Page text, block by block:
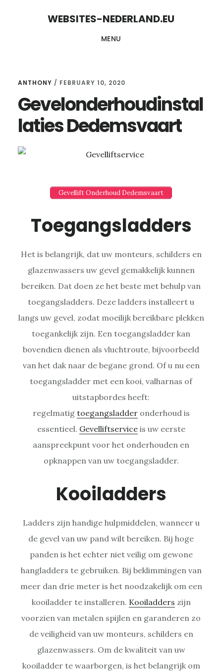
WEBSITES-NEDERLAND.EU
MENU
ANTHONY / FEBRUARY 10, 2020
Gevelonderhoudinstal
laties Dedemsvaart
Gevellift Onderhoud Dedemsvaart
Toegangsladders
Het is belangrijk, dat uw monteurs, schilders en
glazenwassers uw gevel gemakkelijk kunnen
bereiken. Dat doen ze het beste met behulp van
toegangsladders. Deze ladders installeert u
langs uw gevel, zodat moeilijk bereikbare plekken
toegankelijk zijn. Een toegangsladder kan
bovendien dienen als vluchtroute, bijvoorbeeld
van het dak naar de begane grond. Of u nu een
toegangsladder met een kooi, valharnas of
uitstapbordes heeft:
regelmatig toegangsladderonderhoud is
essentieel. Gevelliftserviceis uw eerste
aanspreekpunt voor het onderhouden en
opknappen van uw toegangsladder.
Kooiladders
Ladders zijn handige hulpmiddelen, wanneer u
de gevel van uw pand wilt bereiken. Bij hoge
panden is het echter niet veilig om gewone
hangladders te gebruiken. Bij beklimmingen van
meer dan drie meter is het noodzakelijk om een
kooiladder te installeren. Kooiladders zijn
voorzien van metalen spijlen en garanderen zo
de veiligheid van uw monteurs, schilders en
glazenwassers. Om de kwaliteit van uw
kooiladder te waarborgen, is het belangrijk om